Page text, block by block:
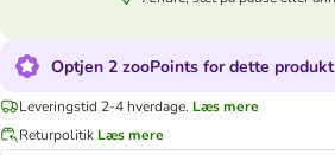
Optjen 2 zooPoints for dette produkt
Leveringstid 2-4 hverdage. Læs mere
Returpolitik Læs mere